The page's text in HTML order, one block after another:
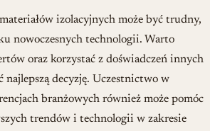
izolacyjnych może być trudny,
nowoczesnych technologii. Warto
oraz korzystać z doświadczeń innych
najlepszą decyzję. Uczestnictwo w
branżowych również może pomóc
trendów i technologii w zakresie